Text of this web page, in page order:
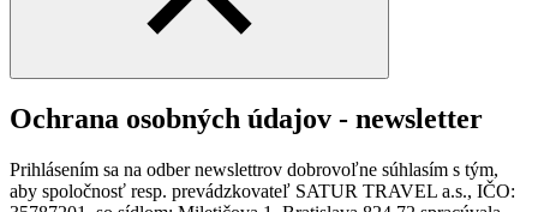
Ochrana osobných údajov - newsletter
Prihlásením sa na odber newslettrov dobrovoľne súhlasím s tým,
aby spoločnosť resp. prevádzkovateľ SATUR TRAVEL a.s., IČO: